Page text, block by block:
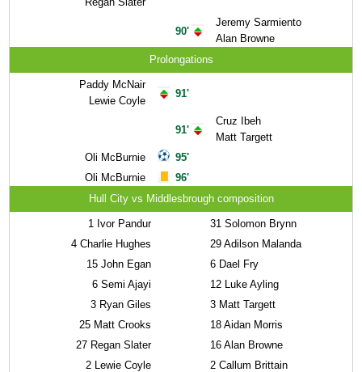
90'
Jeremy Sarmiento
Alan Browne
Prolongations
Paddy McNair
Lewie Coyle
Oli McBurnie
Oli McBurnie
91'
91'
95'
96'
Cruz Ibeh
Matt Targett
Hull City vs Middlesbrough composition
1 Ivor Pandur
4 Charlie Hughes
15 John Egan
6 Semi Ajayi
3 Ryan Giles
25 Matt Crooks
27 Regan Slater
2 Lewie Coyle
31 Solomon Brynn
29 Adilson Malanda
6 Dael Fry
12 Luke Ayling
3 Matt Targett
18 Aidan Morris
16 Alan Browne
2 Callum Brittain